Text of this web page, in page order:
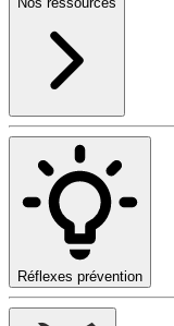
Réflexes prévention